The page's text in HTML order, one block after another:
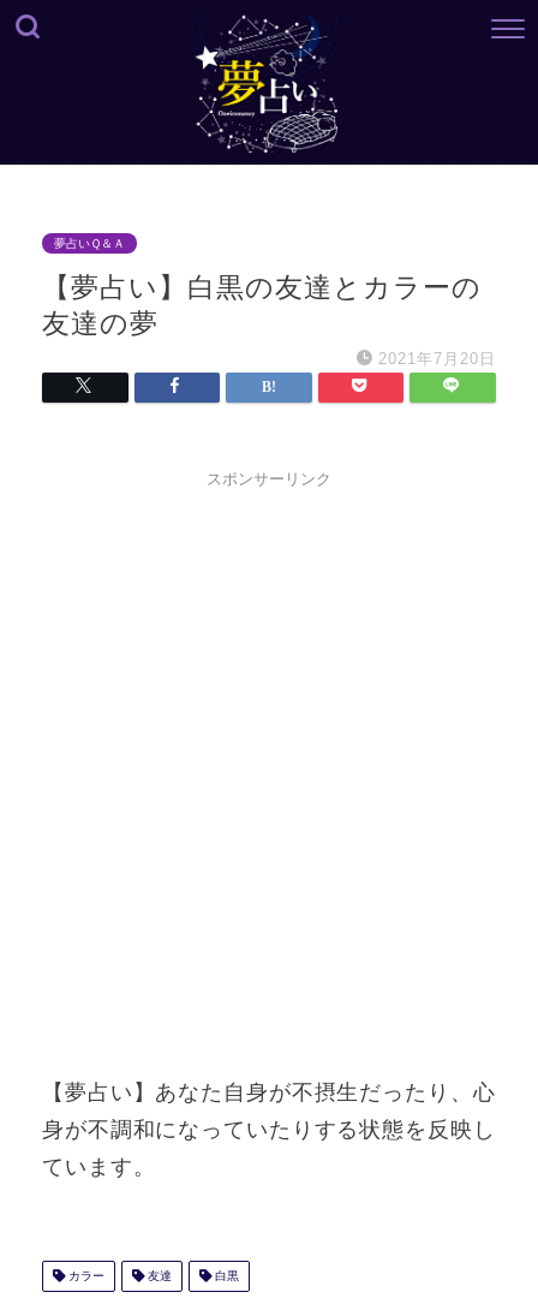
夢占いＱ＆Ａ
【夢占い】白黒の友達とカラーの
友達の夢
2021年7月20日
スポンサーリンク
【夢占い】あなた自身が不摂生だったり、心
身が不調和になっていたりする状態を反映し
ています。
カラー 友達 白黒